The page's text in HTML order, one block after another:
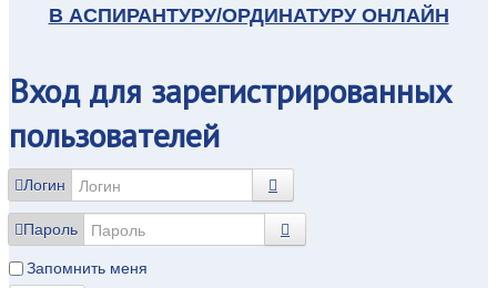
В АСПИРАНТУРУ/ОРДИНАТУРУ ОНЛАЙН
Входдля зарегистрированных
пользователей
Логин
Пароль
Запомнить меня